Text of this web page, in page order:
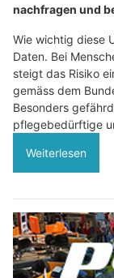
nachfragen und
Wie wichtig diese
Daten. Bei
steigt das Risiko
gemäss dem
Besonders
pflegebedürftige
Weiterlesen